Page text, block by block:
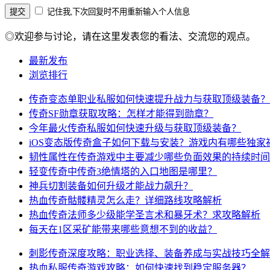
记住我,下次回复时不用重新输入个人信息
◎欢迎参与讨论，请在这里发表您的看法、交流您的观点。
最新发布
浏览排行
传奇变态单职业私服如何快速提升战力与获取顶级装备？
传奇SF勋章获取攻略：怎样才能得到勋章？
今年最火传奇私服如何快速升级与获取顶级装备？
iOS变态版传奇盒子如何下载与安装？游戏内有哪些独家
韧性属性在传奇游戏中主要减少哪些负面效果的持续时间
轻变传奇中传奇3绝情塔的入口地图是哪里？
神兵切割装备如何升级才能战力飙升？
热血传奇骷髅精灵怎么走？详细路线攻略解析
热血传奇法师多少级能学圣言术和暴牙术？求攻略解析
每天在1区采矿能带来哪些意想不到的收益？
刺影传奇深度攻略：职业选择、装备养成与实战技巧全